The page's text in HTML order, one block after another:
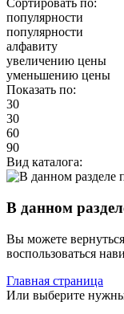
Сортировать по:
популярности
популярности
алфавиту
увеличению цены
уменьшению цены
Показать по:
30
30
60
90
Вид каталога:
В данном
Вы можете
воспользоваться
Главная страница
Или выберите